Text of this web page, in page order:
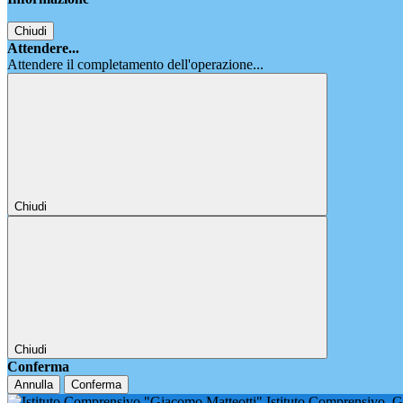
Chiudi
Attendere...
Attendere il completamento dell'operazione...
Chiudi
Chiudi
Conferma
Annulla Conferma